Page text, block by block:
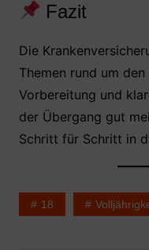
Fazit
Die
Themen rund um
Vorbereitung und
der Übergang gut
Schritt für Schritt in
18